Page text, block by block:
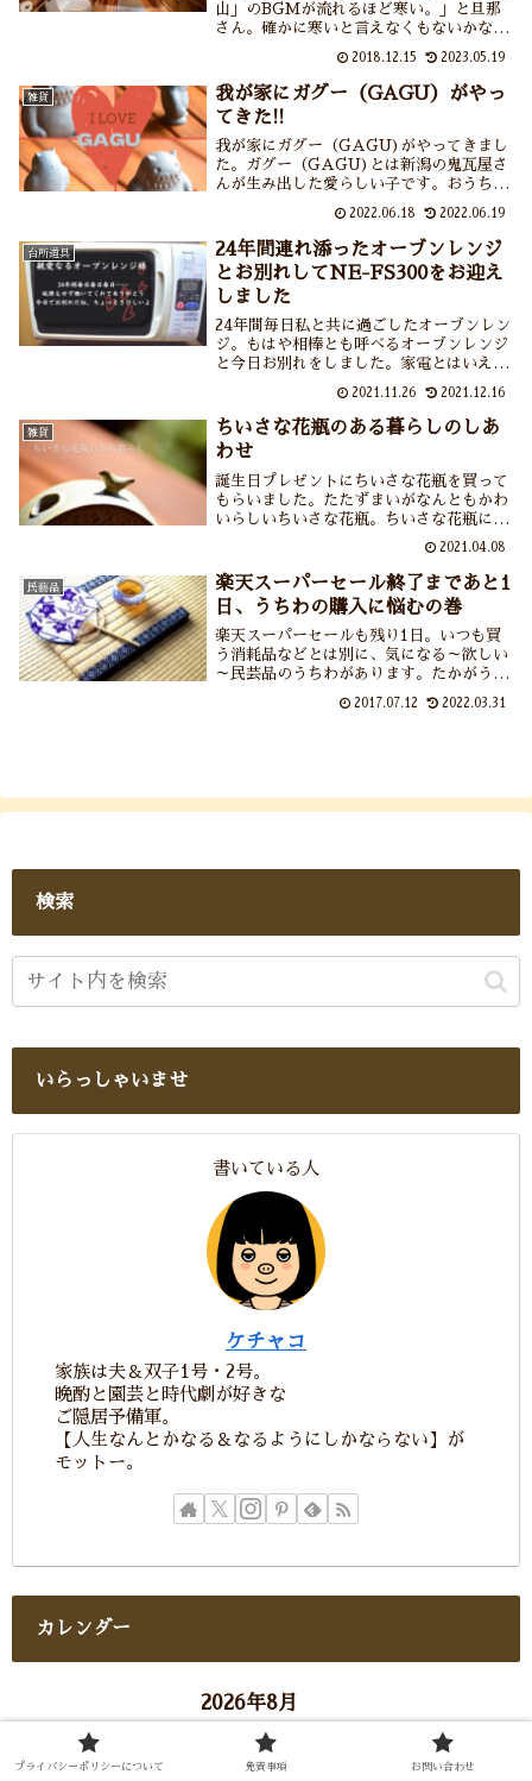
山」のBGMが流れるほど寒い。」と旦那
さん。確かに寒いと言えなくもないかな？
ートショックがそろそろ心配ですしね。浴
室暖房乾燥機が欲しいけれど買えない、で
はどうするか？についてお伝えしていま
す。
2018.12.15 2023.05.19
雑貨
我が家にガグー（GAGU）がやっ
てきた!!
我が家にガグー（GAGU)がやってきまし
た。ガグー（GAGU)とは新潟の鬼瓦屋さ
んが生み出した愛らしい子です。おうちの
匹いてほしいカワイ子ちゃん。見て見て
～！
2022.06.18 2022.06.19
台所道具
24年間連れ添ったオーブンレンジ
とお別れしてNE-FS300をお迎え
しました
24年間毎日私と共に過ごしたオーブンレン
ジ。もはや相棒とも呼べるオーブンレンジ
と今日お別れをしました。家電とはいえ24
いものです。そして新しい相棒がやってき
ました。相棒に求めたことはとにかくシン
プルであること。仲良くなれるといい
な……
2021.11.26 2021.12.16
雑貨
ちいさな花瓶のある暮らしのしあ
わせ
誕生日プレゼントにちいさな花瓶を買って
もらいました。たたずまいがなんともかわ
いらしいちいさな花瓶。ちいさな花瓶にポ
ンと草花を飾るだけで私、ごきげんになれ
るのです。これからどんな草花を飾ろう
か、と考えるだけでワクワクします。ちい
さな花瓶のあるしわせ。
2021.04.08
民藝品
楽天スーパーセール終了まであと1
日、うちわの購入に悩むの巻
楽天スーパーセールも残り1日。いつも買
う消耗品などとは別に、気になる～欲しい
～民芸品のうちわがあります。たかがうち
の紹介と合わせてお伝えしています。
2017.07.12 2022.03.31
検索
いらっしゃいませ
書いている人
ケチャコ
家族は夫＆双子1号・2号。
晩酌と園芸と時代劇が好きな
ご隠居予備軍。
【人生なんとかなる＆なるようにしかならない】が
モットー。
カレンダー
2026年8月
木 日
2
プライバシーポリシーについて 免責事項 お問い合わせ